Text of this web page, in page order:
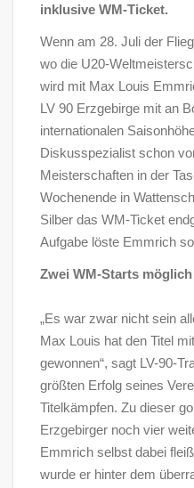
inklusive WM-Ticket.
Wenn am 28. Juli der
wo die U20-
wird mit Max Louis
LV 90 Erzgebirge mit an
internationalen
Diskusspezialist schon
Meisterschaften in der
Wochenende in
Silber das WM-Ticket
Aufgabe löste Emmrich
Zwei WM-Starts möglich
„Es war zwar nicht sein
Max Louis hat den Titel
gewonnen“, sagt LV-90-
größten Erfolg seines
Titelkämpfen. Zu dieser
Erzgebirger noch vier
Emmrich selbst dabei
wurde er hinter dem